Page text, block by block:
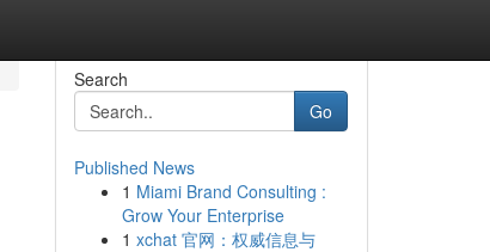
Search
Go
Published News
1 Miami Brand Consulting :
Grow Your Enterprise
1 xchat 官网：权威信息与